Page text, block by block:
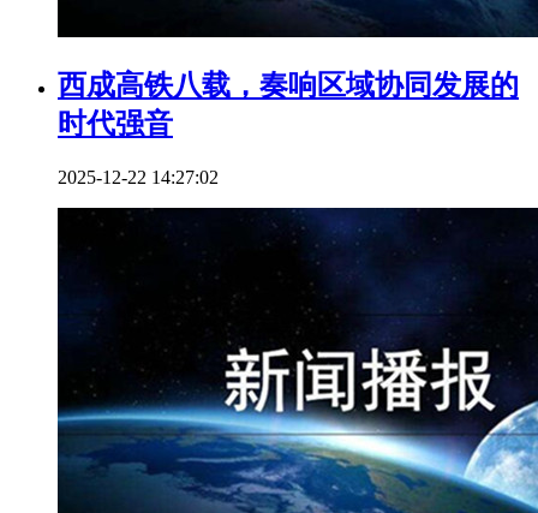
西成高铁八载，奏响区域协同发展的
时代强音
2025-12-22 14:27:02